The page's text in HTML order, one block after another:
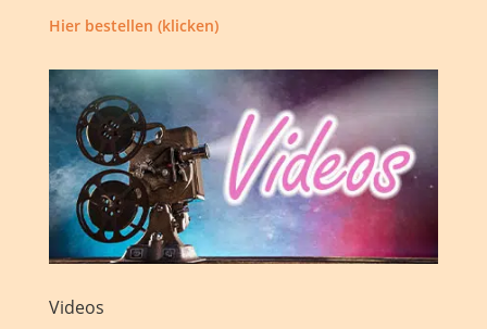
Hier bestellen (klicken)
Videos